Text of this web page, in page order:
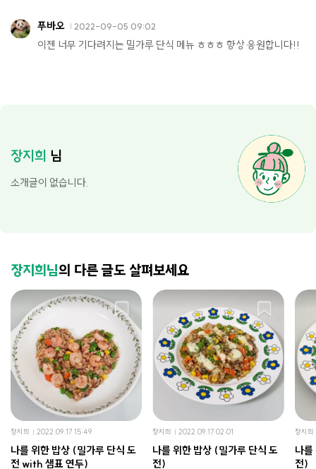
푸바오 2022-09-05 09:02
이젠 너무 기다려지는 밀가루 단식 메뉴 ㅎㅎㅎ 항상 응원합니다!!
장지희 님
소개글이 없습니다.
장지희님의 다른 글도 살펴보세요
장지희 2022.09.17 15:49
나를 위한 밥상 (밀가루 단식 도
전 with 샘표 연두)
장지희 2022.09.17 02:01
나를 위한 밥상 (밀가루 단식 도
전)
장지희
나
전)